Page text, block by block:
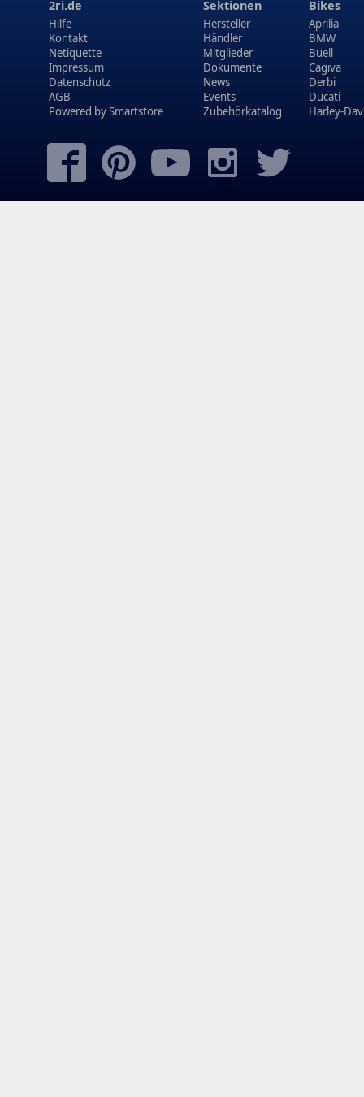
2ri.de
Hilfe
Kontakt
Netiquette
Impressum
Datenschutz
AGB
Powered bySmartstore
Sektionen
Hersteller
Händler
Mitglieder
Dokumente
News
Events
Zubehörkatalog
Bikes
Aprilia
BMW
Buell
Cagiva
Derbi
Ducati
Harley-